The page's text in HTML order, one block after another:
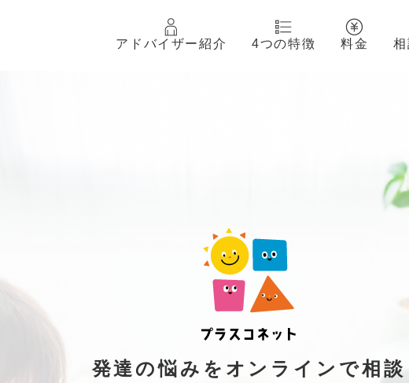
アドバイザー紹介 4つの特徴 料金
発達の悩みをオンラインで相談